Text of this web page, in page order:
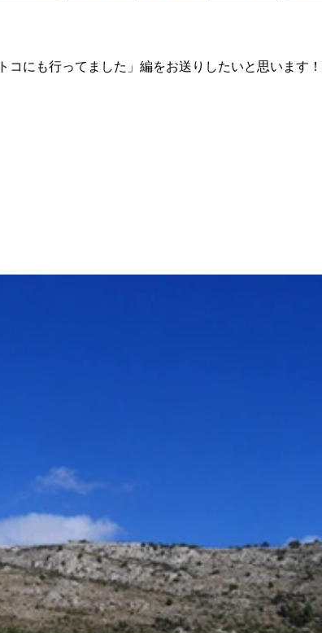
にも行ってました」編をお送りしたいと思います！